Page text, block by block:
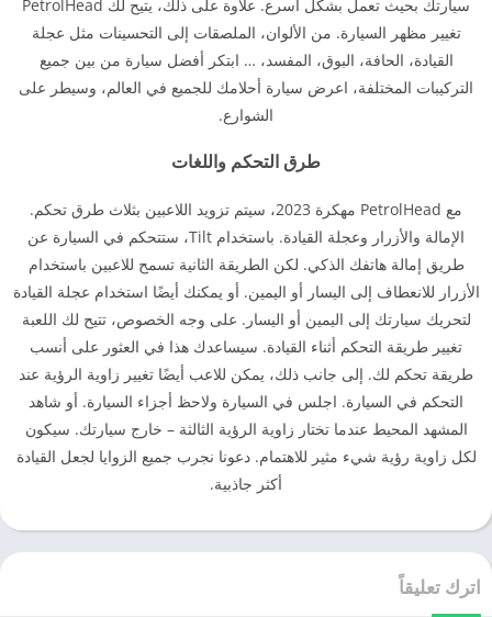
سيارتك بحيث تعمل بشكل أسرع. علاوة على ذلك، يتيح لك PetrolHead
تغيير مظهر السيارة. من الألوان، الملصقات إلى التحسينات مثل عجلة
القيادة، الحافة، البوق، المفسد، … ابتكر أفضل سيارة من بين جميع
التركيبات المختلفة، اعرض سيارة أحلامك للجميع في العالم، وسيطر على
الشوارع.
طرق التحكم واللغات
مع PetrolHead مهكرة 2023، سيتم تزويد اللاعبين بثلاث طرق تحكم.
الإمالة والأزرار وعجلة القيادة. باستخدام Tilt، ستتحكم في السيارة عن
طريق إمالة هاتفك الذكي. لكن الطريقة الثانية تسمح للاعبين باستخدام
الأزرار للانعطاف إلى اليسار أو اليمين. أو يمكنك أيضًا استخدام عجلة القيادة
لتحريك سيارتك إلى اليمين أو اليسار. على وجه الخصوص، تتيح لك اللعبة
تغيير طريقة التحكم أثناء القيادة. سيساعدك هذا في العثور على أنسب
طريقة تحكم لك. إلى جانب ذلك، يمكن للاعب أيضًا تغيير زاوية الرؤية عند
التحكم في السيارة. اجلس في السيارة ولاحظ أجزاء السيارة. أو شاهد
المشهد المحيط عندما تختار زاوية الرؤية الثالثة – خارج سيارتك. سيكون
لكل زاوية رؤية شيء مثير للاهتمام. دعونا نجرب جميع الزوايا لجعل القيادة
أكثر جاذبية.
اترك تعليقاً